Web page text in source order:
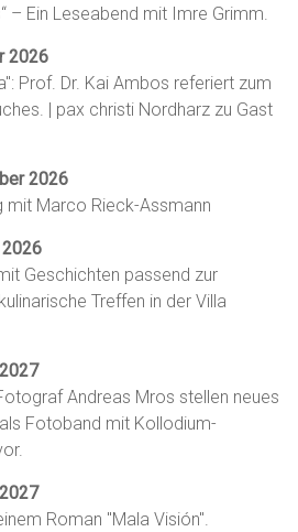
– Ein Leseabend mit Imre Grimm.
2026
Prof. Dr. Kai Ambos referiert zum
| pax christi Nordharz zu Gast
2026
mit Marco Rieck-Assmann
Geschichten passend zur
Treffen in der Villa
Andreas Mros stellen neues
Fotoband mit Kollodium-
Roman "Mala Visión".